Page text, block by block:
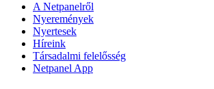
A Netpanelről
Nyeremények
Nyertesek
Híreink
Társadalmi felelősség
Netpanel App